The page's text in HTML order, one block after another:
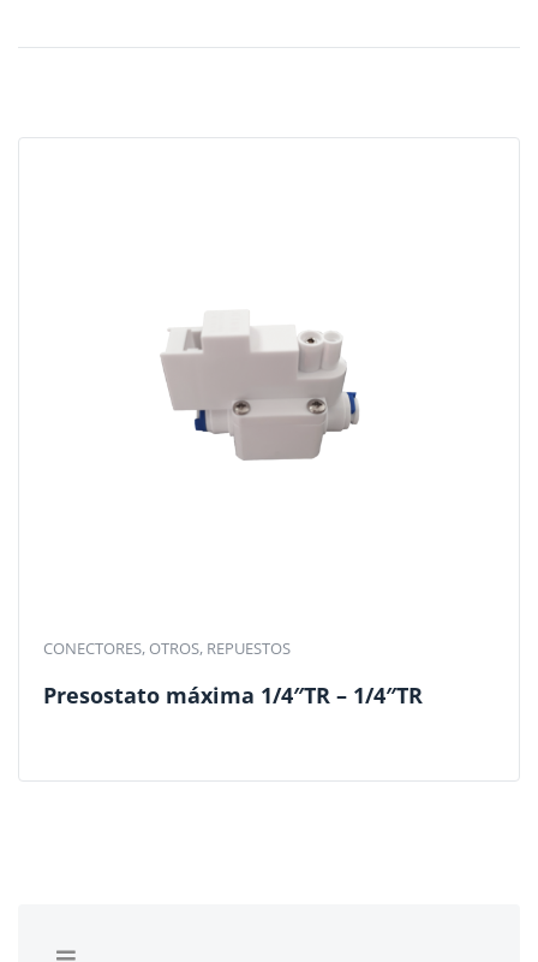
CONECTORES, OTROS, REPUESTOS
Presostato máxima 1/4″TR – 1/4″TR